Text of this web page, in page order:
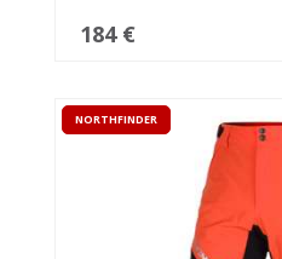
184 €
NORTHFINDER